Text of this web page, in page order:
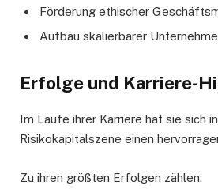
Förderung ethischer
Aufbau skalierbarer
Erfolge und Karriere-
Im Laufe ihrer Karriere hat sie sich
Risikokapitalszene einen
Zu ihren größten Erfolgen zählen: